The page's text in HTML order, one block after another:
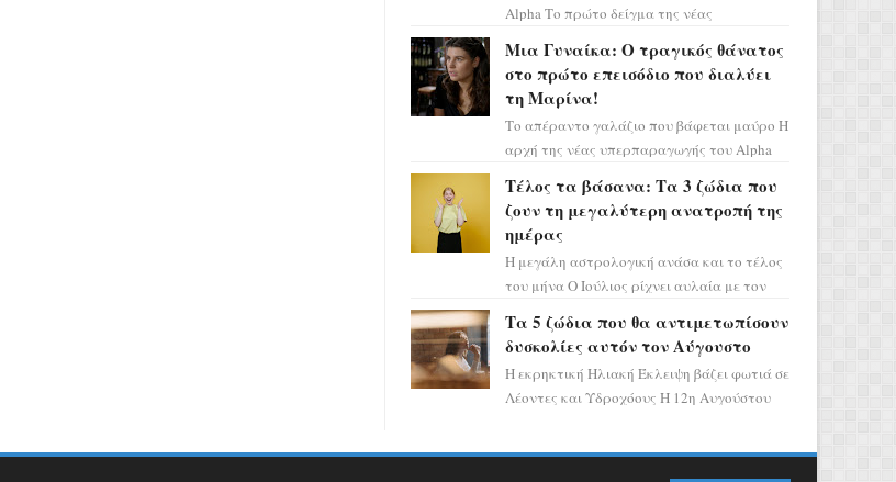
Alpha Το πρώτο δείγμα της νέας
η αισθητική του ξεπερνά κάθε π...
Μια Γυναίκα: Ο τραγικός θάνατος
στο πρώτο επεισόδιο που διαλύει
τη Μαρίνα!
Το απέραντο γαλάζιο που βάφεται μαύρο Η
αρχή της νέας υπερπαραγωγής του Alpha
πλημμυρισμένο από...
Τέλος τα βάσανα: Τα 3 ζώδια που
ζουν τη μεγαλύτερη ανατροπή της
ημέρας
Η μεγάλη αστρολογική ανάσα και το τέλος
του μήνα Ο Ιούλιος ρίχνει αυλαία με τον
περνάει στο ζώδιο τω...
Τα 5 ζώδια που θα αντιμετωπίσουν
δυσκολίες αυτόν τον Αύγουστο
Η εκρηκτική Ηλιακή Έκλειψη βάζει φωτιά σε
Λέοντες και Υδροχόους Η 12η Αυγούστου